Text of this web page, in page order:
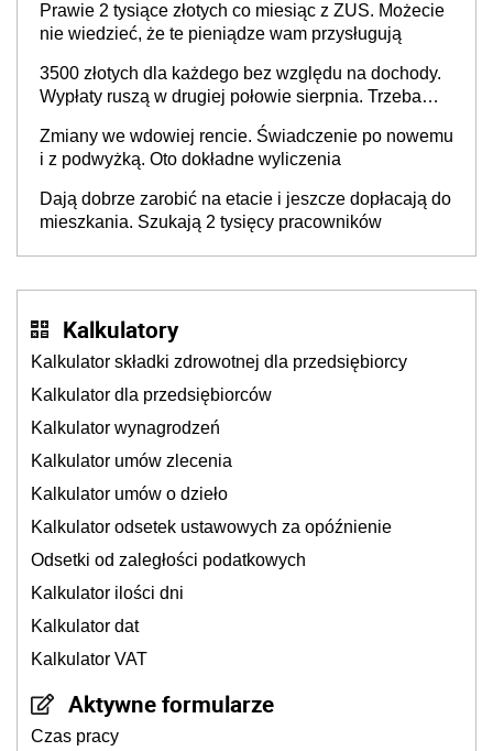
Prawie 2 tysiące złotych co miesiąc z ZUS. Możecie
nie wiedzieć, że te pieniądze wam przysługują
3500 złotych dla każdego bez względu na dochody.
Wypłaty ruszą w drugiej połowie sierpnia. Trzeba
Zmiany we wdowiej rencie. Świadczenie po nowemu
i z podwyżką. Oto dokładne wyliczenia
Dają dobrze zarobić na etacie i jeszcze dopłacają do
mieszkania. Szukają 2 tysięcy pracowników
Kalkulatory
Kalkulator składki zdrowotnej dla przedsiębiorcy
Kalkulator dla przedsiębiorców
Kalkulator wynagrodzeń
Kalkulator umów zlecenia
Kalkulator umów o dzieło
Kalkulator odsetek ustawowych za opóźnienie
Odsetki od zaległości podatkowych
Kalkulator ilości dni
Kalkulator dat
Kalkulator VAT
Aktywne formularze
Czas pracy